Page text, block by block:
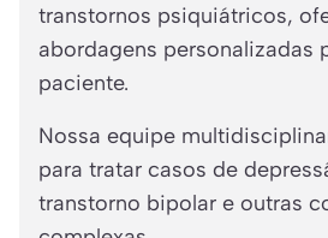
transtornos psiquiátricos,
abordagens personalizadas
paciente.
Nossa equipe
para tratar casos de
transtorno bipolar e outras